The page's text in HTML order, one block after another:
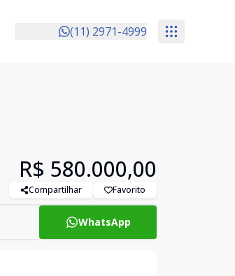
(11) 2971-4999
R$ 580.000,00
Compartilhar Favorito
WhatsApp